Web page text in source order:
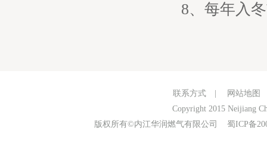
8、每年入冬
联系方式 网站地图
Copyright 2015 Neijiang
版权所有©内江华润燃气有限公司蜀ICP备